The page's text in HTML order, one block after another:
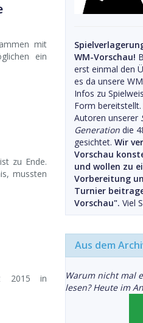
mit
ein
zu Ende.
mussten
2015 in
WM-Vorschau!
erst einmal den
es da unsere
Infos zu
Form
Autoren unserer
Generation die
gesichtet. Wir
Vorschau
und wollen zu
Vorbereitung
Turnier
Vorschau". Viel
Aus dem
Warum nicht mal
lesen? Heute im